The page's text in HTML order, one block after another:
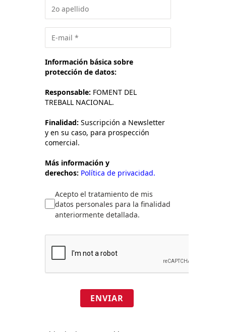
Información básica sobre
protección de datos:
Responsable: FOMENT DEL
TREBALL NACIONAL.
Finalidad: Suscripción a Newsletter
y en su caso, para prospección
comercial.
Más información y
derechos: Política de privacidad.
Acepto el tratamiento de mis
datos personales para la finalidad
anteriormente detallada.
ENVIAR